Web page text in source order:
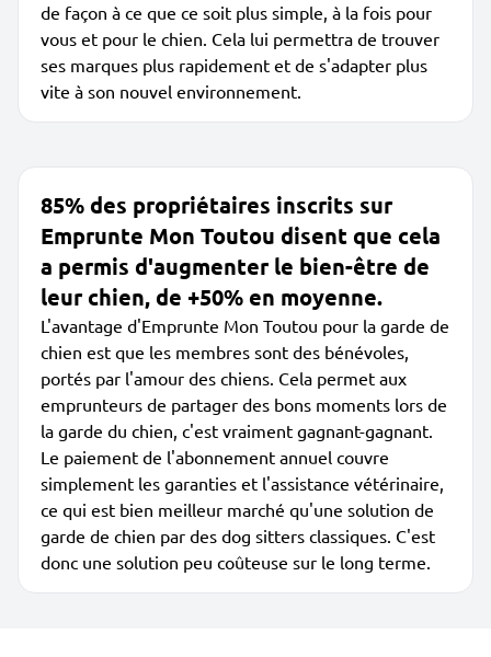
de façon à ce que ce soit plus simple, à la fois pour
vous et pour le chien. Cela lui permettra de trouver
ses marques plus rapidement et de s'adapter plus
vite à son nouvel environnement.
85% des propriétaires inscrits sur
Emprunte Mon Toutou disent que cela
a permis d'augmenter le bien-être de
leur chien, de +50% en moyenne.
L'avantage d'Emprunte Mon Toutou pour la garde de
chien est que les membres sont des bénévoles,
portés par l'amour des chiens. Cela permet aux
emprunteurs de partager des bons moments lors de
la garde du chien, c'est vraiment gagnant-gagnant.
Le paiement de l'abonnement annuel couvre
simplement les garanties et l'assistance vétérinaire,
ce qui est bien meilleur marché qu'une solution de
garde de chien par des dog sitters classiques. C'est
donc une solution peu coûteuse sur le long terme.